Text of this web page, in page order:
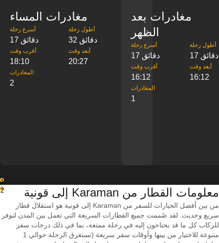
مغادرات المساء
‎أسرع رحلة
17 دقائق
‎أطول رحلة
32 دقائق
‎أقرب وقت
18:10
‎أبعد وقت
20:27
‎المغادرات
2
مغادرات بعد
الظهر
‎أسرع رحلة
17 دقائق
‎أطول رحلة
17 دقائق
‎أقرب وقت
16:12
‎أبعد وقت
16:12
‎المغادرات
1
1
2
معلومات القطار من ‎Karaman إلى ‎قونية
من بين أفضل الخيارات للسفر من Karaman إلى قونية هو استقلال قطار
سريع وحديث. لقد صُممت جميع القطارات السريعة التي تعمل بين المدن لتوفر
للركاب كل ما قد يحتاجون إليه في رحلة ممتعة، بما في ذلك درجات سفر
متنوعة للاختيار من بينها وأوقات سفر سريعة (تستغرق الرحلة حوالي 1